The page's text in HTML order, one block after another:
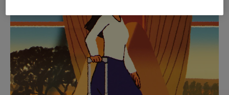
NO
ESTÁ
PAUSADO,
PULSE
PARA
DEL
VÍDEO
ESTÁ
DESACTIVADO:
PULSE
IDAS DE REGALO CUIDADOSAMENTE ELEGIDAS
Encuentre su compañero de
viaje ideal